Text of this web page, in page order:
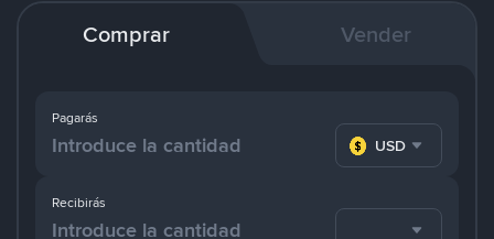
Comprar Vender
Pagarás
USD
Recibirás